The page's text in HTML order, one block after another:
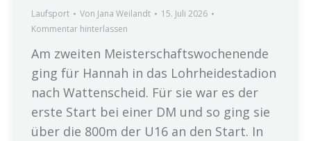
Laufsport Von Jana Weilandt
15. Juli 2026
Kommentar hinterlassen
Am zweiten Meisterschaftswochenende
ging für Hannah in das Lohrheidestadion
nach Wattenscheid. Für sie war es der
erste Start bei einer DM und so ging sie
über die 800m der U16 an den Start. In